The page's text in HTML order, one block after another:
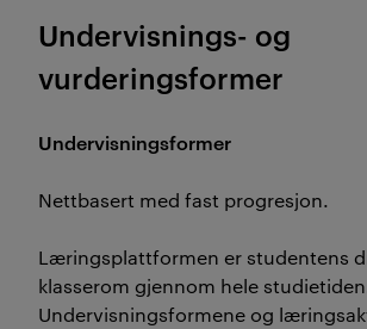
Undervisnings- og
vurderingsformer
Undervisningsformer
Nettbasert med fast progresjon.
Læringsplattformen er studentens
klasserom gjennom hele
Undervisningsformene og